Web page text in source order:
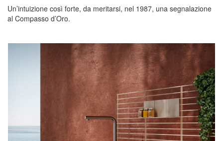
Un’intuizione così forte, da meritarsi, nel 1987, una segnalazione
al Compasso d’Oro.